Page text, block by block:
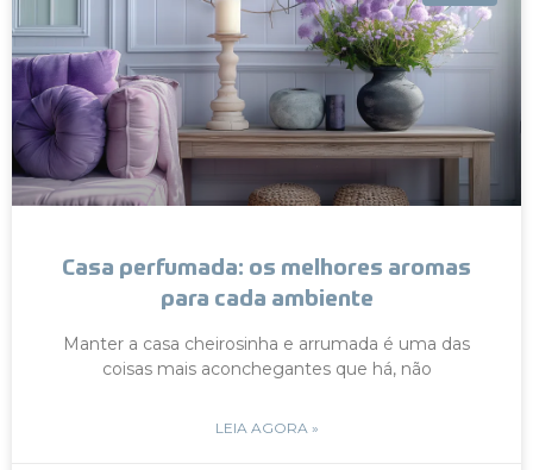
Casa perfumada: os melhores aromas
para cada ambiente
Manter a casa cheirosinha e arrumada é uma das
coisas mais aconchegantes que há, não
LEIA AGORA »